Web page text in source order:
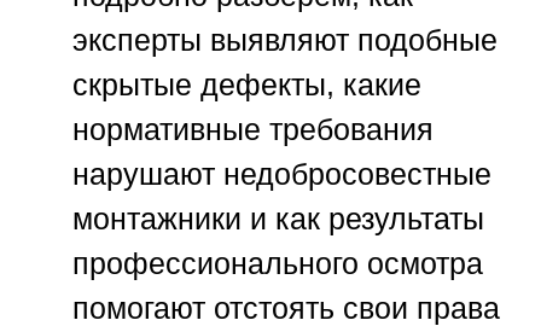
эксперты выявляют подобные
скрытые дефекты, какие
нормативные требования
нарушают недобросовестные
монтажники и как результаты
профессионального осмотра
помогают отстоять свои права